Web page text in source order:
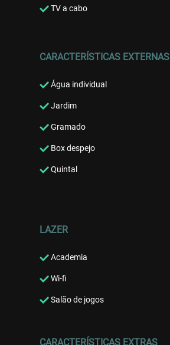
TV a cabo
CARACTERÍSTICAS EXTERNAS
Água individual
Jardim
Gramado
Box despejo
Quintal
LAZER
Academia
Wi-fi
Salão de jogos
CARACTERÍSTICAS EXTRAS